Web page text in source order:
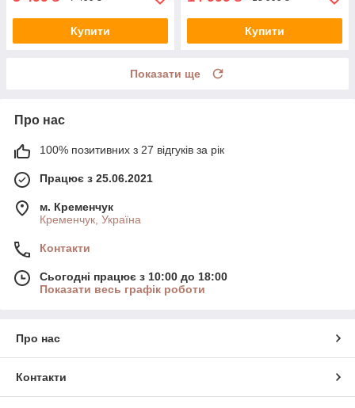
Купити Купити
Показати ще
Про нас
100% позитивних з 27 відгуків за рік
Працює з 25.06.2021
м. Кременчук
Кременчук, Україна
Контакти
Сьогодні працює з 10:00 до 18:00
Показати весь графік роботи
Про нас
Контакти